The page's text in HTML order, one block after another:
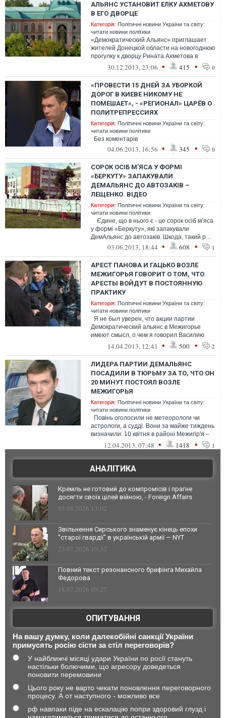
АЛЬЯНС УСТАНОВИТ ЕЛКУ АХМЕТОВУ
В ЕГО ДВОРЦЕ
Категорія: Політичні новини України та світу:
читати новини політики
«Демократический Альянс» приглашает
жителей Донецкой области на новогоднюю
прогулку к дворцу Рината Ахметова в
Донецком городском ботаниче...
30.12.2013, 23:06 • 415 • 0
«ПРОВЕСТИ 15 ДНЕЙ ЗА УБОРКОЙ
ДОРОГ В КИЕВЕ НИКОМУ НЕ
ПОМЕШАЕТ», - «РЕГИОНАЛ» ЦАРЁВ О
ПОЛИТРЕПРЕССИЯХ
Категорія: Політичні новини України та світу:
читати новини політики
Без коментарів
04.06.2013, 16:56 • 345 • 0
СОРОК ОСІБ М’ЯСА У ФОРМІ
«БЕРКУТУ» ЗАПАКУВАЛИ
ДЕМАЛЬЯНС ДО АВТОЗАКІВ –
ЛЕЩЕНКО. ВІДЕО
Категорія: Політичні новини України та світу:
читати новини політики
Єдине, що в нього є - це сорок осіб м’яса
у формі «Беркуту», які запакували
ДемАльянс до автозаків. Шкода, такий р...
03.06.2013, 18:44 • 608 • 1
АРЕСТ ПАНОВА И ГАЦЬКО ВОЗЛЕ
МЕЖИГОРЬЯ ГОВОРИТ О ТОМ, ЧТО
АРЕСТЫ ВОЙДУТ В ПОСТОЯННУЮ
ПРАКТИКУ
Категорія: Політичні новини України та світу:
читати новини політики
Я не был уверен, что акции партии
Демократический альянс в Межигорье
имеют смысл, о чем я говорил Василию
Гацько, так как такие акции продолжа...
14.04.2013, 12:41 • 500 • 2
ЛИДЕРА ПАРТИИ ДЕМАЛЬЯНС
ПОСАДИЛИ В ТЮРЬМУ ЗА ТО, ЧТО ОН
20 МИНУТ ПОСТОЯЛ ВОЗЛЕ
МЕЖИГОРЬЯ
Категорія: Політичні новини України та світу:
читати новини політики
Повінь оголосили не метеорологи чи
астрологи, а судді. Вони за майже тиждень
визначили: 10 квітня в районі Межигір'я –
повінь. Через пов...
12.04.2013, 07:48 • 1418 • 1
АНАЛІТИКА
Кремль не готовий до компромісів і прагне
досягти своїх цілей війною, - Foreign Affairs
03.08.2026 13:02
Звільнення Сирського знаменує кінець епохи
"старої гвардії" в українській армії — NYT
23.07.2026 10:32
Повний текст резонансного брифінга Михайла
Федорова
18.07.2026 09:27
ОПИТУВАННЯ
На вашу думку, коли далекобійні санкції України
примусять росію сісти за стіл переговорів?
У найближчі місяці удари України по росії стануть
настільки болючими, що агресору доведеться
поновити перемовини
Цього року не варто чекати поновлення переговорного
процесу. А от наступного - можливо все
рф навпаки піде на ескалацію попри здоровий глузд і